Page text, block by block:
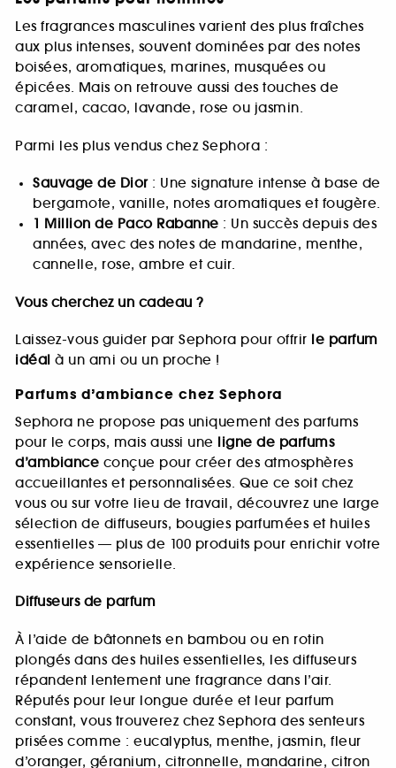
Les fragrances masculines varient des plus fraîches
aux plus intenses, souvent dominées par des notes
boisées, aromatiques, marines, musquées ou
épicées. Mais on retrouve aussi des touches de
caramel, cacao, lavande, rose ou jasmin.
Parmi les plus vendus chez Sephora :
Sauvage de Dior: Une signature intense à base de
bergamote, vanille, notes aromatiques et fougère.
1 Million de Paco Rabanne : Un succès depuis des
années, avec des notes de mandarine, menthe,
cannelle, rose, ambre et cuir.
Vous cherchez un cadeau ?
Laissez-vous guider par Sephora pour offrir le parfum
idéal à un ami ou un proche !
Parfums d’ambiance chez Sephora
Sephora ne propose pas uniquement des parfums
pour le corps, mais aussi une ligne de parfums
d’ambiance conçue pour créer des atmosphères
accueillantes et personnalisées. Que ce soit chez
vous ou sur votre lieu de travail, découvrez une large
sélection de diffuseurs, bougies parfumées et huiles
essentielles — plus de 100 produits pour enrichir votre
expérience sensorielle.
Diffuseurs de parfum
À l’aide de bâtonnets en bambou ou en rotin
plongés dans des huiles essentielles, les diffuseurs
répandent lentement une fragrance dans l’air.
Réputés pour leur longue durée et leur parfum
constant, vous trouverez chez Sephora des senteurs
prisées comme : eucalyptus, menthe, jasmin, fleur
d’oranger, géranium, citronnelle, mandarine, citron